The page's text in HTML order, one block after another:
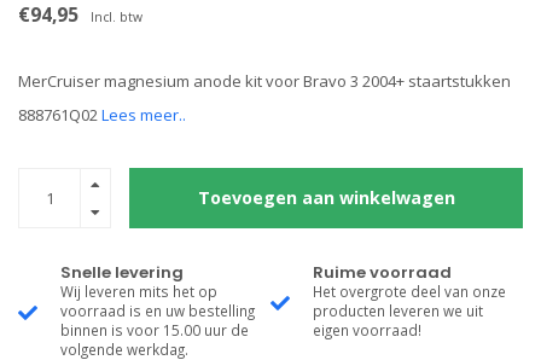
€94,95 Incl. btw
MerCruiser magnesium anode kit voor Bravo 3 2004+ staartstukken
888761Q02Lees meer..
Toevoegen aan winkelwagen
Snelle levering
Wij leveren mits het op
voorraad is en uw bestelling
binnen is voor 15.00 uur de
volgende werkdag.
Ruime voorraad
Het overgrote deel van onze
producten leveren we uit
eigen voorraad!